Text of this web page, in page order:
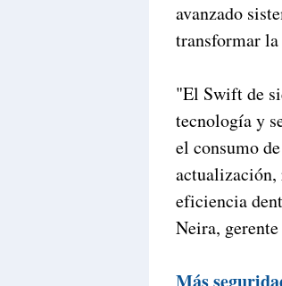
avanzado
transformar
"El Swift de
tecnología y
el consumo
eficiencia
Neira,